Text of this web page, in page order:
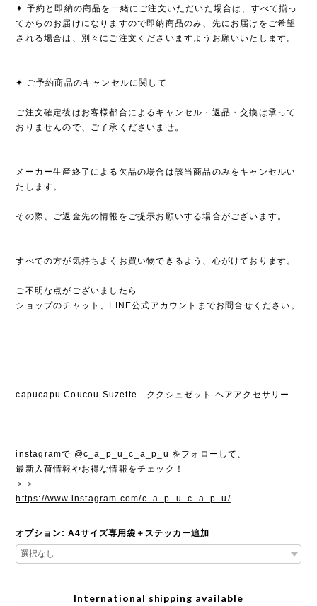
✦ 予約と即納の商品を一緒にご注文いただいた場合は、すべて揃っ
てからのお届けになりますので即納商品のみ、先にお届けをご希望
される場合は、別々にご注文くださいますようお願いいたします。
✦ ご予約商品のキャンセルに関して
ご注文確定後はお客様都合によるキャンセル・返品・交換は承って
おりませんので、ご了承くださいませ。
メーカー生産終了による欠品の場合は該当商品のみをキャンセルい
たします。
その際、ご返金先の情報をご提示お願いする場合がございます。
すべての方が気持ちよくお買い物できるよう、心がけております。
ご不明な点がございましたら
ショップのチャット、LINE公式アカウントまでお問合せください。
capucapu Coucou Suzette ククシュゼット ヘアアクセサリー
instagramで @c_a_p_u_c_a_p_u をフォローして、
最新入荷情報やお得な情報をチェック！
＞＞
https://www.instagram.com/c_a_p_u_c_a_p_u/
オプション: A4サイズ専用袋＋ステッカー追加
International shipping available